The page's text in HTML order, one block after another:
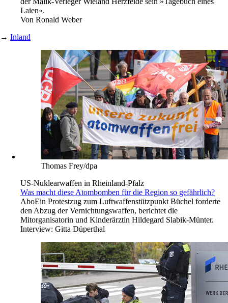
Laien«.
Von Ronald Weber
→ Inland
Thomas Frey/dpa
US-Nuklearwaffen in Rheinland-Pfalz
Was macht diese Atombomben für die Region so gefährlich?
AboEin Protestzug zum Luftwaffenstützpunkt Büchel forderte
den Abzug der Vernichtungswaffen, berichtet die
Mitorganisatorin und Kinderärztin Hildegard Slabik-Münter.
Interview: Gitta Düperthal